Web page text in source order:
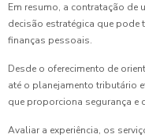
Em resumo, a contratação de
decisão estratégica que pode
finanças pessoais.
Desde o oferecimento de
até o planejamento tributário
que proporciona segurança e
Avaliar a experiência, os